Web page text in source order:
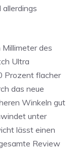
des
Ultra
Prozent flacher
das neue
Winkeln gut
unter
lässt einen
Review